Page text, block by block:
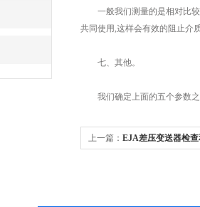
一般我们测量的是相对比较
共同使用,这样会有效的阻止介
七、其他。
我们确定上面的五个参数之
上一篇： EJA差压变送器检